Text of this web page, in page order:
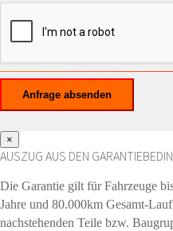
×
AUSZUG AUS DEN
Die Garantie gilt für Fahrzeuge
Jahre und 80.000km Gesamt-
nachstehenden Teile bzw.